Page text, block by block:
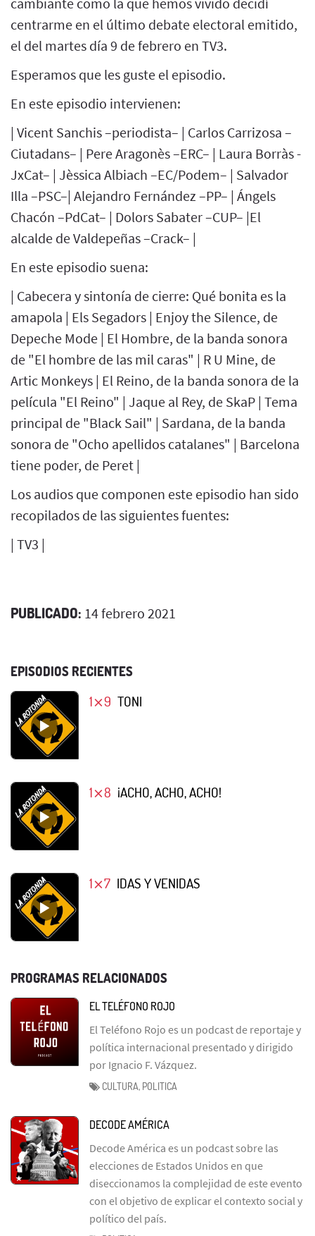
centrarme en el último debate electoral emitido,
el del martes día 9 de febrero en TV3.
Esperamos que les guste el episodio.
En este episodio intervienen:
| Vicent Sanchis –periodista– | Carlos Carrizosa –
Ciutadans– | Pere Aragonès –ERC– | Laura Borràs -
JxCat– | Jèssica Albiach –EC/Podem– | Salvador
Illa –PSC–| Alejandro Fernández –PP– | Ángels
Chacón –PdCat– | Dolors Sabater –CUP– |El
alcalde de Valdepeñas –Crack– |
En este episodio suena:
| Cabecera y sintonía de cierre: Qué bonita es la
amapola | Els Segadors | Enjoy the Silence, de
Depeche Mode | El Hombre, de la banda sonora
de "El hombre de las mil caras" | R U Mine, de
Artic Monkeys | El Reino, de la banda sonora de la
película "El Reino" | Jaque al Rey, de SkaP | Tema
principal de "Black Sail" | Sardana, de la banda
sonora de "Ocho apellidos catalanes" | Barcelona
tiene poder, de Peret |
Los audios que componen este episodio han sido
recopilados de las siguientes fuentes:
| TV3 |
PUBLICADO: 14 febrero 2021
EPISODIOS RECIENTES
1⨯9 TONI
1⨯8 ¡ACHO, ACHO, ACHO!
1⨯7 IDAS Y VENIDAS
PROGRAMAS RELACIONADOS
EL TELÉFONO ROJO
El Teléfono Rojo es un podcast de reportaje y
política internacional presentado y dirigido
por Ignacio F. Vázquez.
CULTURA, POLITICA
DECODE AMÉRICA
Decode América es un podcast sobre las
elecciones de Estados Unidos en que
diseccionamos la complejidad de este evento
con el objetivo de explicar el contexto social y
político del país.